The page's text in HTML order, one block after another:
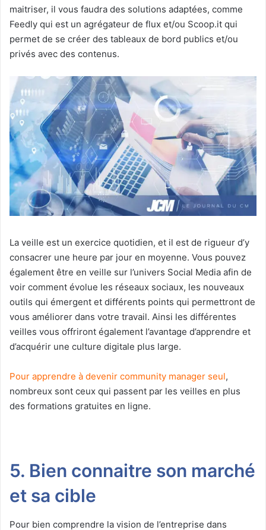
maitriser, il vous faudra des solutions adaptées, comme
Feedly qui est un agrégateur de flux et/ou Scoop.it qui
permet de se créer des tableaux de bord publics et/ou
privés avec des contenus.
La veille est un exercice quotidien, et il est de rigueur d’y
consacrer une heure par jour en moyenne. Vous pouvez
également être en veille sur l’univers Social Media afin de
voir comment évolue les réseaux sociaux, les nouveaux
outils qui émergent et différents points qui permettront de
vous améliorer dans votre travail. Ainsi les différentes
veilles vous offriront également l’avantage d’apprendre et
d’acquérir une culture digitale plus large.
Pour apprendre à devenir community manager seul,
nombreux sont ceux qui passent par les veilles en plus
des formations gratuites en ligne.
5. Bien connaitre son marché
et sa cible
Pour bien comprendre la vision de l’entreprise dans